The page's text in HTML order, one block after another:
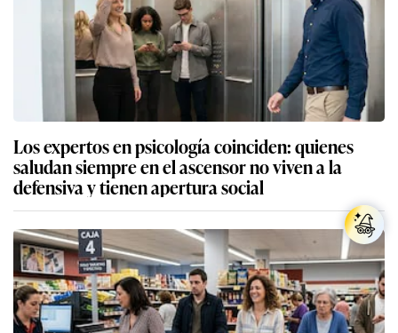
Los expertos en psicología coinciden: quienes
saludan siempre en el ascensor no viven a la
defensiva y tienen apertura social